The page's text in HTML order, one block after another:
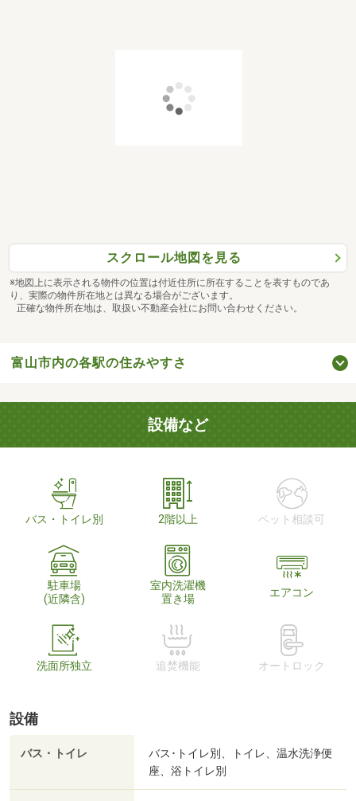
スクロール地図を見る
※地図上に表示される物件の位置は付近住所に所在することを表すものであ
り、実際の物件所在地とは異なる場合がございます。
正確な物件所在地は、取扱い不動産会社にお問い合わせください。
富山市内の各駅の住みやすさ
設備など
バス・トイレ別 2階以上 ペット相談可
駐車場
(近隣含)
室内洗濯機
置き場
エアコン
洗面所独立 追焚機能 オートロック
設備
バス・トイレ
バス･トイレ別、トイレ、温水洗浄便
座、浴トイレ別